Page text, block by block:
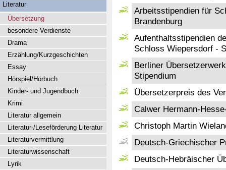
Arbeitsstipendien für
Brandenburg
Aufenthaltsstipendien
Schloss Wiepersdorf -
Berliner
Stipendium
Übersetzerpreis des
Calwer Hermann-
Christoph Martin
Deutsch-Griechischer
Deutsch-Hebräischer
Literatur
Übersetzung
besondere Verdienste
Drama
Erzählung/Kurzgeschichten
Essay
Hörspiel/Hörbuch
Kinder- und Jugendbuch
Krimi
Literatur allgemein
Literatur-/Leseförderung Literatur
Literaturvermittlung
Literaturwissenschaft
Lyrik